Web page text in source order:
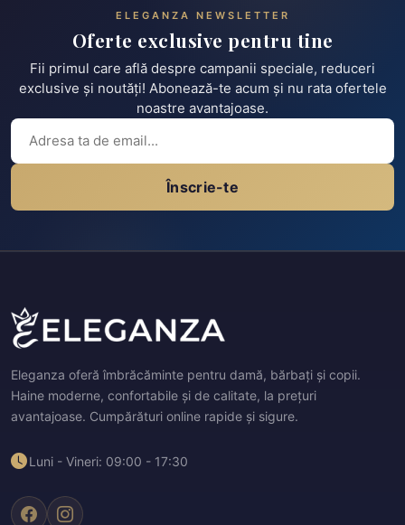
ELEGANZA NEWSLETTER
Oferte exclusive pentru tine
Fii primul care află despre campanii speciale, reduceri
exclusive și noutăți! Abonează-te acum și nu rata ofertele
noastre avantajoase.
Înscrie-te
Eleganza oferă îmbrăcăminte pentru damă, bărbați și copii.
Haine moderne, confortabile și de calitate, la prețuri
avantajoase. Cumpărături online rapide și sigure.
Luni - Vineri: 09:00 - 17:30